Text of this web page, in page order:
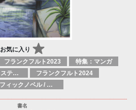
お気に入り
フランクフルト2023
特集：マンガ
特集：ホラー・ミステリー
フランクフルト2024
グラフィックノベル / コミックブック / 漫画：スタイル / 伝統